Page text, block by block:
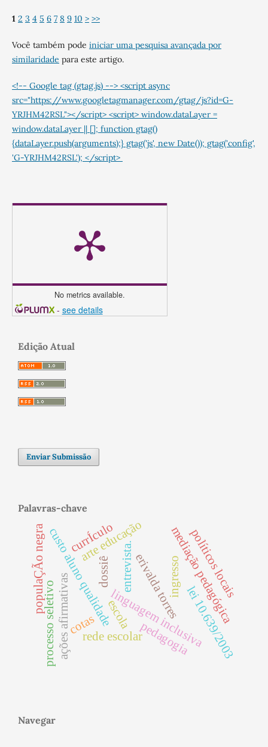
1 2 3 4 5 6 7 8 9 10 > >>
Você também pode iniciar uma pesquisa avançada por
similaridade para este artigo.
<!-- Google tag (gtag.js) --> <script async
src="https://www.googletagmanager.com/gtag/js?id=G-
YRJHM42RSL"></script> <script> window.dataLayer =
window.dataLayer || []; function gtag()
{dataLayer.push(arguments);} gtag('js', new Date()); gtag('config',
'G-YRJHM42RSL'); </script>
No metrics available.
- see details
Edição Atual
Enviar Submissão
Palavras-chave
linguagem inclusiva
custo aluno qualidade erivalda torres
ações afirmativascotas
processo seletivo
ingresso
entrevista.
arte educação mediação pedagógica
rede escolarpedagogia
escola lei 10.639/2003
currÍculo
populaÇÃo negra políticos locais
dossiê
Navegar